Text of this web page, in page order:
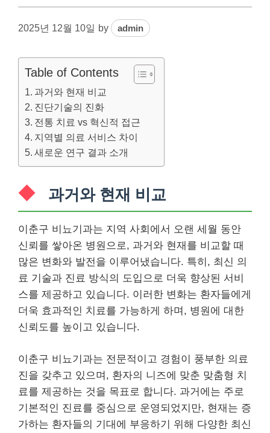
2025년 12월 10일 by admin
Table of Contents
과거와 현재 비교
진단기술의 진화
전통 치료 vs 혁신적 접근
지역별 의료 서비스 차이
새로운 연구 결과 소개
과거와 현재 비교
이춘구 비뇨기과는 지역 사회에서 오랜 세월 동안
신뢰를 쌓아온 병원으로, 과거와 현재를 비교할 때
많은 변화와 발전을 이루어냈습니다. 특히, 최신 의
료 기술과 진료 방식의 도입으로 더욱 향상된 서비
스를 제공하고 있습니다. 이러한 변화는 환자들에게
더욱 효과적인 치료를 가능하게 하며, 병원에 대한
신뢰도를 높이고 있습니다.
이춘구 비뇨기과는 전문적이고 경험이 풍부한 의료
진을 갖추고 있으며, 환자의 니즈에 맞춘 맞춤형 치
료를 제공하는 것을 목표로 합니다. 과거에는 주로
기본적인 진료를 중심으로 운영되었지만, 현재는 증
가하는 환자들의 기대에 부응하기 위해 다양한 최신